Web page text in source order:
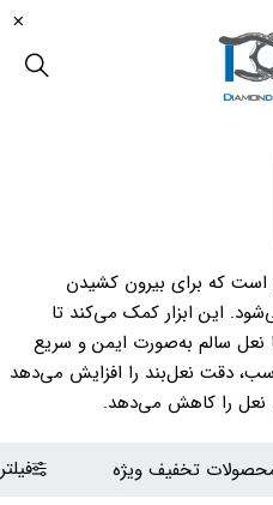
که برای بیرون کشیدن
این ابزار کمک می‌کند تا
سالم به‌صورت ایمن و سریع
دقت نعل‌بند را افزایش می‌دهد
را کاهش می‌دهد.
فیلتر تخفیف ویژه